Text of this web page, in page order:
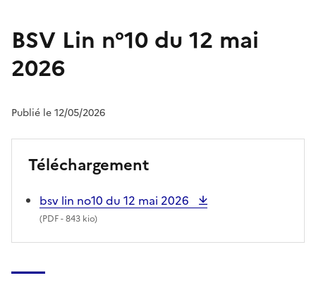
BSV Lin n°10 du 12 mai
2026
Publié le 12/05/2026
Téléchargement
bsv lin no10 du 12 mai 2026
(PDF- 843 kio)